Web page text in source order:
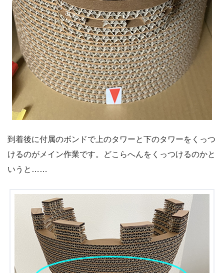
到着後に付属のボンドで上のタワーと下のタワーをくっつ
けるのがメイン作業です。どこらへんをくっつけるのかと
いうと……